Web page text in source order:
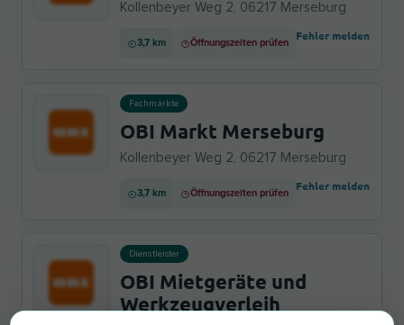
Kollenbeyer Weg 2, 06217 Merseburg
3,7 km Öffnungszeiten prüfen
Fehler melden
Fachmärkte
OBI Markt Merseburg
Kollenbeyer Weg 2, 06217 Merseburg
3,7 km Öffnungszeiten prüfen
Fehler melden
Dienstleister
OBI Mietgeräte und
Werkzeugverleih